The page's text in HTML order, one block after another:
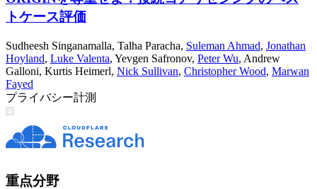
トケース評価
Sudheesh Singanamalla, Talha Paracha, Suleman Ahmad, Jonathan
Hoyland, Luke Valenta, Yevgen Safronov, Peter Wu, Andrew
Galloni, Kurtis Heimerl, Nick Sullivan, Christopher Wood, Marwan
Fayed
プライバシー計測
重点分野